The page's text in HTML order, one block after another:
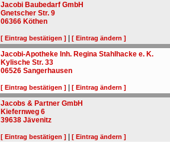
Jacobi Baubedarf GmbH
Gnetscher Str. 9
06366 Köthen
[ Eintrag bestätigen ] |[ Eintrag ändern ]
Jacobi-Apotheke Inh. Regina Stahlhacke e. K.
Kylische Str. 33
06526 Sangerhausen
[ Eintrag bestätigen ] |[ Eintrag ändern ]
Jacobs & Partner GmbH
Kiefernweg 6
39638 Jävenitz
[ Eintrag bestätigen ] |[ Eintrag ändern ]